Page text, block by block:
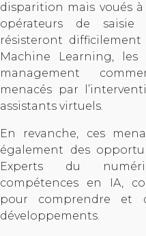
disparition mais voués
opérateurs de saisie
résisteront
Machine Learning, les
management
menacés par
assistants virtuels.
En revanche, ces
également des
Experts du
compétences en IA,
pour comprendre et
développements.